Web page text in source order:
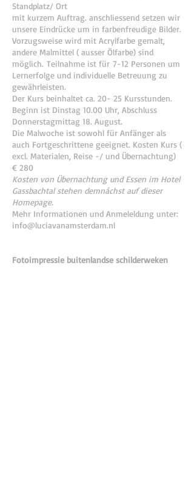
Standplatz/ Ort
mit kurzem Auftrag. anschliessend setzen wir
unsere Eindrücke um in farbenfreudige Bilder.
Vorzugsweise wird mit Acrylfarbe gemalt,
andere Malmittel ( ausser Ölfarbe) sind
möglich. Teilnahme ist für 7-12 Personen um
Lernerfolge und individuelle Betreuung zu
gewährleisten.
Der Kurs beinhaltet ca. 20- 25 Kursstunden.
Beginn ist Dinstag 10.00 Uhr, Abschluss
Donnerstagmittag 18. August.
Die Malwoche ist sowohl für Anfänger als
auch Fortgeschrittene geeignet. Kosten Kurs (
excl. Materialen, Reise -/ und Übernachtung)
€ 280
Kosten von Übernachtung und Essen im Hotel
Gassbachtal stehen demnáchst auf dieser
Homepage.
Mehr Informationen und Anmeleldung unter:
info@luciavanamsterdam.nl
Fotoimpressie buitenlandse schilderweken